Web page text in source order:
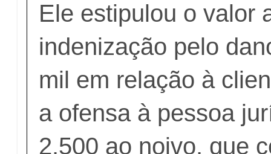
Ele estipulou o valor
indenização pelo
mil em relação à
a ofensa à pessoa
2.500 ao noivo, que